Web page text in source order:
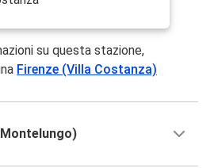
su questa stazione,
Firenze (Villa Costanza)